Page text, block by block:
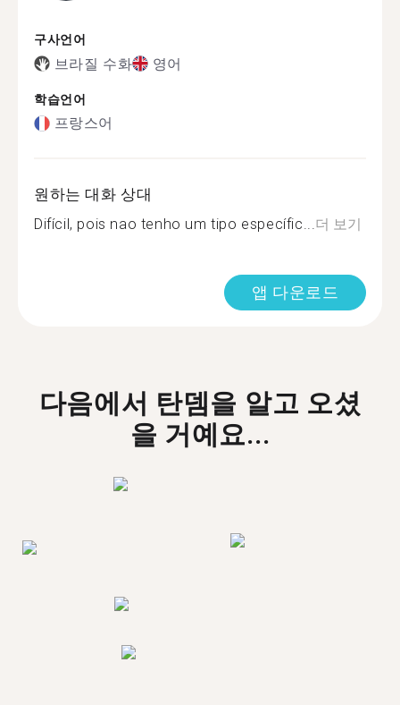
구사언어
브라질 수화 영어
학습언어
프랑스어
원하는 대화 상대
Difícil, pois nao tenho um tipo específic...더 보기
앱 다운로드
다음에서 탄뎀을 알고 오셨
을 거예요...